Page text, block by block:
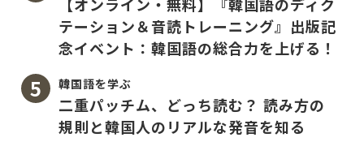
【オンライン・無料】『韓国語のディク
テーション＆音読トレーニング』出版記
念イベント：韓国語の総合力を上げる！
韓国語を学ぶ
二重パッチム、どっち読む？ 読み方の
規則と韓国人のリアルな発音を知る